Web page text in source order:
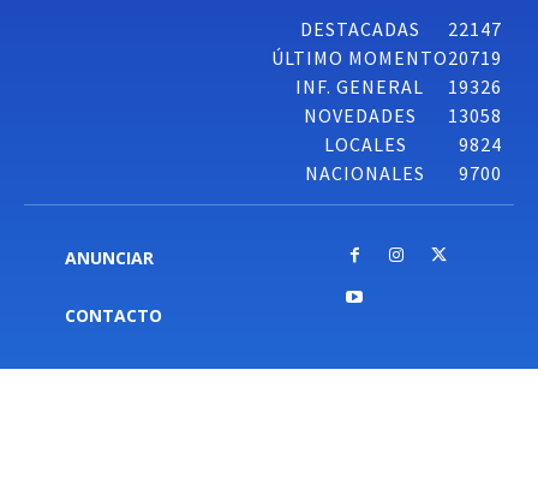
DESTACADAS
22147
ÚLTIMO MOMENTO20719
INF. GENERAL
19326
NOVEDADES
13058
LOCALES
9824
NACIONALES
9700
ANUNCIAR
CONTACTO